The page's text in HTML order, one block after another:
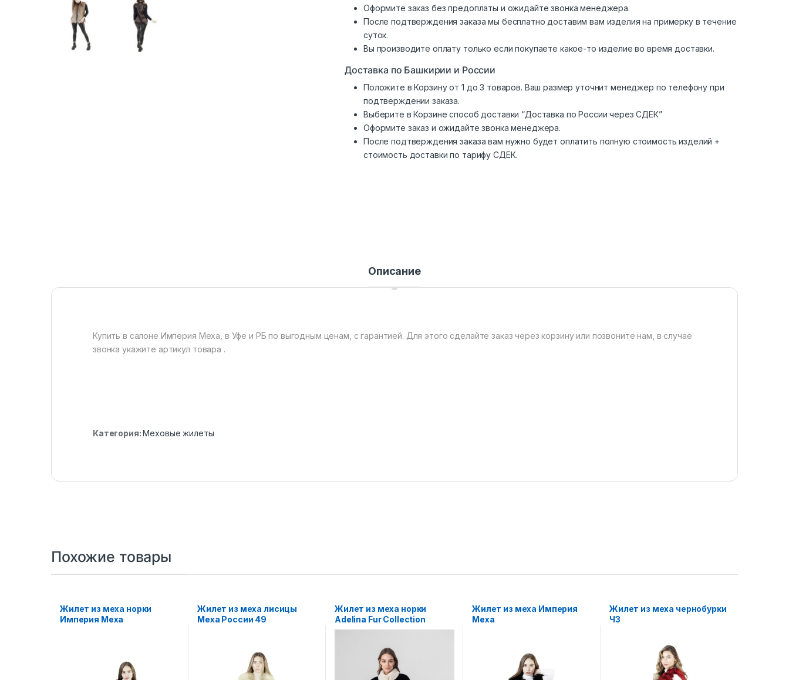
Оформите заказ без предоплаты и ожидайте звонка менеджера.
После подтверждения заказа мы бесплатно доставим вам изделия на примерку в течение
суток.
Вы производите оплату только если покупаете какое-то изделие во время доставки.
Доставка по Башкирии и России
Положите в Корзину от 1 до 3 товаров. Ваш размер уточнит менеджер по телефону при
подтверждении заказа.
Выберите в Корзине способ доставки “Доставка по России через СДЕК”
Оформите заказ и ожидайте звонка менеджера.
После подтверждения заказа вам нужно будет оплатить полную стоимость изделий +
стоимость доставки по тарифу СДЕК.
Описание
Купить в салоне Империя Меха, в Уфе и РБ по выгодным ценам, с гарантией. Для этого сделайте заказ через корзину или позвоните нам, в случае
звонка укажите артикул товара .
Категория:Меховые жилеты
Похожие товары
Жилет из меха норки
Империя Меха
Жилет из меха лисицы
Меха России 49
Жилет из меха норки
Adelina Fur Collection
жилетка
Жилет из меха Империя
Меха
Жилет из меха чернобурки
ЧЗ